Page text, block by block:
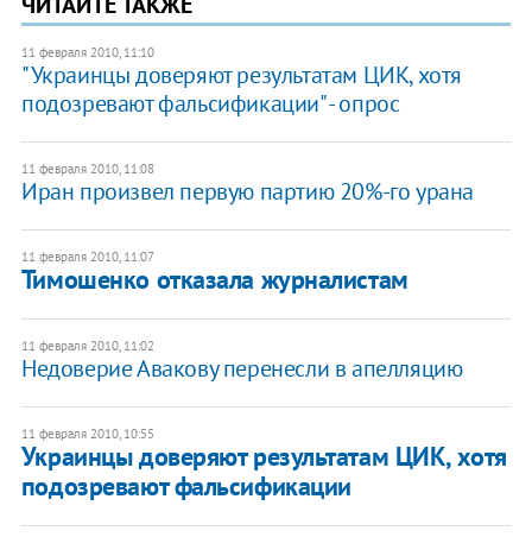
11 февраля 2010, 11:10
"Украинцы доверяют результатам ЦИК, хотя
подозревают фальсификации" - опрос
11 февраля 2010, 11:08
Иран произвел первую партию 20%-го урана
11 февраля 2010, 11:07
Тимошенко отказала журналистам
11 февраля 2010, 11:02
Недоверие Авакову перенесли в апелляцию
11 февраля 2010, 10:55
Украинцы доверяют результатам ЦИК, хотя
подозревают фальсификации